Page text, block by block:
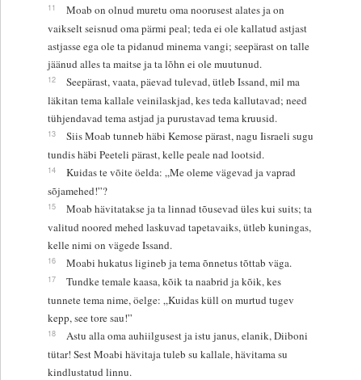
11
Moab on olnud muretu oma noorusest alates ja on
vaikselt seisnud oma pärmi peal; teda ei ole kallatud astjast
astjasse ega ole ta pidanud minema vangi; seepärast on talle
jäänud alles ta maitse ja ta lõhn ei ole muutunud.
12
Seepärast, vaata, päevad tulevad, ütleb Issand, mil ma
läkitan tema kallale veinilaskjad, kes teda kallutavad; need
tühjendavad tema astjad ja purustavad tema kruusid.
13
Siis Moab tunneb häbi Kemose pärast, nagu Iisraeli sugu
tundis häbi Peeteli pärast, kelle peale nad lootsid.
14
Kuidas te võite öelda: „Me oleme vägevad ja vaprad
sõjamehed!”?
15
Moab hävitatakse ja ta linnad tõusevad üles kui suits; ta
valitud noored mehed laskuvad tapetavaiks, ütleb kuningas,
kelle nimi on vägede Issand.
16 Moabi hukatus ligineb ja tema õnnetus tõttab väga.
17
Tundke temale kaasa, kõik ta naabrid ja kõik, kes
tunnete tema nime, öelge: „Kuidas küll on murtud tugev
kepp, see tore sau!”
18
Astu alla oma auhiilgusest ja istu janus, elanik, Diiboni
tütar! Sest Moabi hävitaja tuleb su kallale, hävitama su
kindlustatud linnu.